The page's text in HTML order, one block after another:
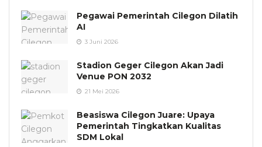
Pegawai Pemerintah Cilegon Dilatih
AI
3 Juni 2026
Stadion Geger Cilegon Akan Jadi
Venue PON 2032
21 Mei 2026
Beasiswa Cilegon Juare: Upaya
Pemerintah Tingkatkan Kualitas
SDM Lokal